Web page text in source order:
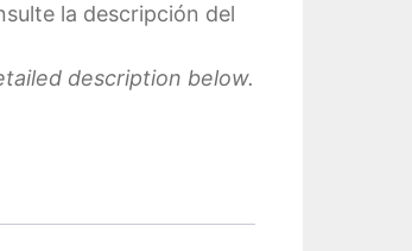
la descripción del
description below.